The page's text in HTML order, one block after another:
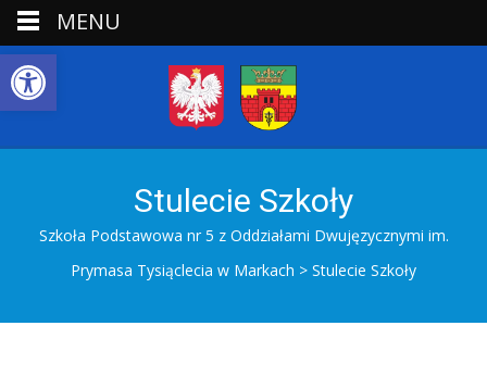
Open toolbar
Stulecie Szkoły
Szkoła Podstawowa nr 5 z Oddziałami Dwujęzycznymi im.
Prymasa Tysiąclecia w Markach > Stulecie Szkoły
MENU